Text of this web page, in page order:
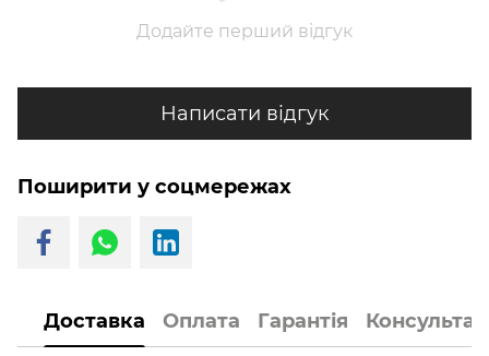
Додайте перший відгук
Написати відгук
Поширити у соцмережах
Доставка Оплата Гарантія